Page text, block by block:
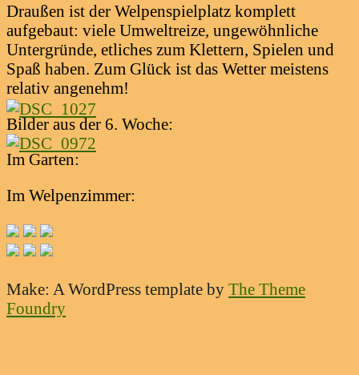
Draußen ist der Welpenspielplatz komplett
aufgebaut: viele Umweltreize, ungewöhnliche
Untergründe, etliches zum Klettern, Spielen und
Spaß haben. Zum Glück ist das Wetter meistens
relativ angenehm!
Bilder aus der 6. Woche:
Im Garten:
Im Welpenzimmer:
Make: A WordPress template by The Theme
Foundry